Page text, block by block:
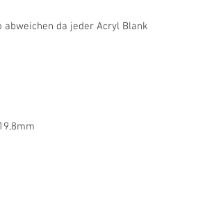
da jeder Acryl Blank